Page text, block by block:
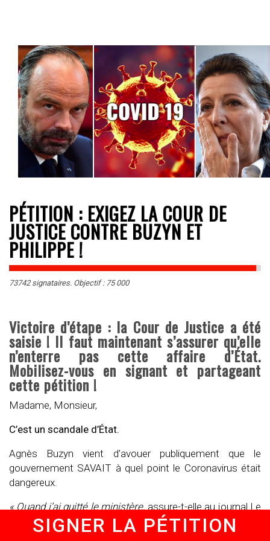
PÉTITION : EXIGEZ LA COUR DE
JUSTICE CONTRE BUZYN ET
PHILIPPE !
73742 signataires. Objectif : 75 000
Victoire d’étape : la Cour de Justice a été
saisie ! Il faut maintenant s’assurer qu’elle
n’enterre pas cette affaire d’État.
Mobilisez-vous en signant et partageant
cette pétition !
Madame, Monsieur,
C’est un scandale d’État.
Agnès Buzyn vient d’avouer publiquement que le
gouvernement SAVAIT à quel point le Coronavirus était
dangereux.
« Quand j’ai quitté le ministère,assure-t-elle au journal Le
Monde,je pleurais parce que je savais que la vague du
tsunami était devant nous. »
SIGNER LA PÉTITION